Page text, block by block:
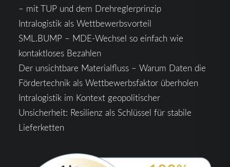
– mit TUP und dem Drehreglerprinzip
Intralogistik als Wettbewerbsvorteil
SML.BUMP – MDE-Wechsel so einfach wie
kontaktloses Bezahlen
Der unsichtbare Materialfluss – Warum Daten die
Fördertechnik als Wettbewerbsfaktor überholen
Intralogistik im Kontext geopolitischer
Unsicherheit: Resilienz als Schlüssel für stabile
Lieferketten